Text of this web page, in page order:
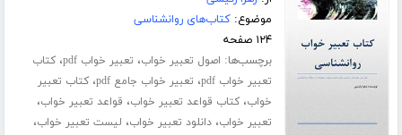
موضوع:کتاب‌های روانشناسی
۱۲۴ صفحه
برچسب‌ها: اصول تعبیر خواب، تعبیر خواب pdf ،کتاب
تعبیر خواب pdf
، تعبیر خواب جامع pdf ،کتاب تعبیر
خواب،کتاب قواعد تعبیر خواب، قواعد تعبیر خواب،
تعبیر خواب،دانلود تعبیر خواب، لیست تعبیر خواب،